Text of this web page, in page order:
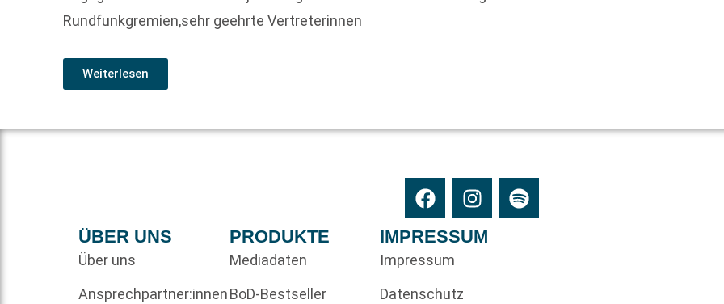
Rundfunkgremien,sehr geehrte Vertreterinnen
Weiterlesen
ÜBER UNS
Über uns
Ansprechpartner:innen
PRODUKTE
Mediadaten
BoD-Bestseller
IMPRESSUM
Impressum
Datenschutz